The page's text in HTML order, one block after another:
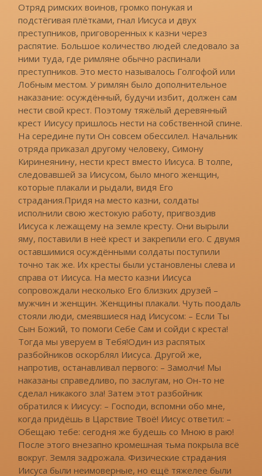
Отряд римских воинов, громко понукая и
подстёгивая плётками, гнал Иисуса и двух
преступников, приговоренных к казни через
распятие. Большое количество людей следовало за
ними туда, где римляне обычно распинали
преступников. Это место называлось Голгофой или
Лобным местом. У римлян было дополнительное
наказание: осуждённый, будучи избит, должен сам
нести свой крест. Поэтому тяжёлый деревянный
крест Иисусу пришлось нести на собственной спине.
На середине пути Он совсем обессилел. Начальник
отряда приказал другому человеку, Симону
Киринеянину, нести крест вместо Иисуса. В толпе,
следовавшей за Иисусом, было много женщин,
которые плакали и рыдали, видя Его
страдания.Придя на место казни, солдаты
исполнили свою жестокую работу, пригвоздив
Иисуса к лежащему на земле кресту. Они вырыли
яму, поставили в неё крест и закрепили его. С двумя
оставшимися осуждёнными солдаты поступили
точно так же. Их кресты были установлены слева и
справа от Иисуса. На место казни Иисуса
сопровождали несколько Его близких друзей –
мужчин и женщин. Женщины плакали. Чуть поодаль
стояли люди, смеявшиеся над Иисусом: – Если Ты
Сын Божий, то помоги Себе Сам и сойди с креста!
Тогда мы уверуем в Тебя!Один из распятых
разбойников оскорблял Иисуса. Другой же,
напротив, останавливал первого: – Замолчи! Мы
наказаны справедливо, по заслугам, но Он-то не
сделал никакого зла! Затем этот разбойник
обратился к Иисусу: – Господи, вспомни обо мне,
когда придёшь в Царствие Твоё! Иисус ответил: –
Обещаю тебе: сегодня же будешь со Мною в раю!
После этого внезапно кромешная тьма покрыла всё
вокруг. Земля задрожала. Физические страдания
Иисуса были неимоверные, но ещё тяжелее были